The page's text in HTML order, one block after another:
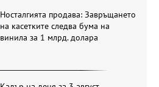
Носталгията продава: Завръщането
на касетките следва бума на
винила за 1 млрд. долара